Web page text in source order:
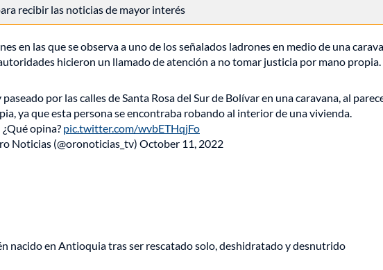
recibir las noticias de mayor interés
en las que se observa a uno de los señalados ladrones en medio de una
hicieron un llamado de atención a no tomar justicia por mano propia.
por las calles de Santa Rosa del Sur de Bolívar en una caravana, al
ya que esta persona se encontraba robando al interior de una vivienda.
¿Qué opina? pic.twitter.com/wvbETHqjFo
Noticias (@oronoticias_tv) October 11, 2022
nacido en Antioquia tras ser rescatado solo, deshidratado y desnutrido